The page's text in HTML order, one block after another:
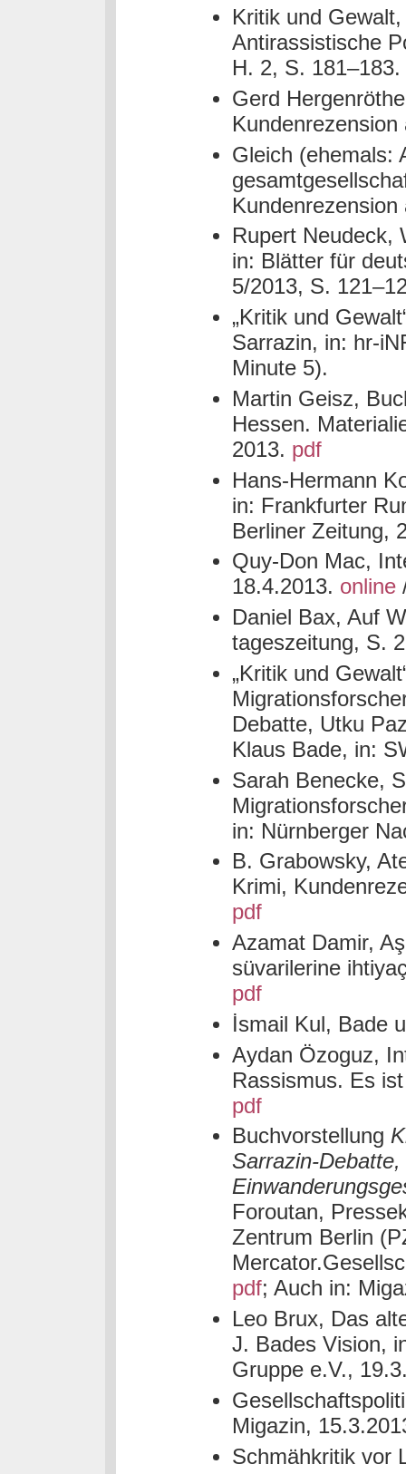
Kritik und
Antirassistische
H. 2, S. 181–183.
Gerd
Gleich (ehemals:
Rupert Neudeck,
in: Blätter für
5/2013, S.
„Kritik und
Sarrazin, in: hr-
Minute 5).
Martin Geisz,
Hessen.
2013. pdf
Hans-Hermann
in: Frankfurter
Berliner Zeitung,
Quy-Don Mac,
18.4.2013. online
Daniel Bax, Auf
tageszeitung, S.
„Kritik und
Debatte, Utku
Klaus Bade, in:
Sarah Benecke,
in: Nürnberger
B. Grabowsky,
Krimi,
pdf
Azamat Damir,
süvarilerine
pdf
İsmail Kul, Bade
Aydan Özoguz,
Rassismus. Es
pdf
Buchvorstellung
Sarrazin-Debatte,
Foroutan,
Zentrum Berlin
pdf; Auch in:
Leo Brux, Das
J. Bades Vision,
Gruppe e.V.,
Migazin,
Schmähkritik vor